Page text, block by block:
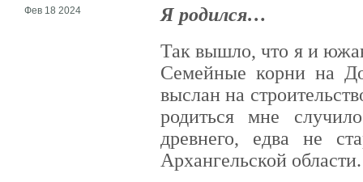
Фев 18 2024
Я родился…
Так вышло, что я и
Семейные корни на
выслан на
родиться мне
древнего, едва не
Архангельской области.